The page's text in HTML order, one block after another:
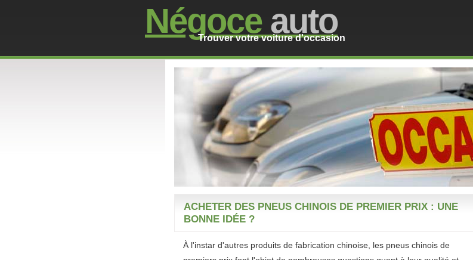
Négoce auto
Trouver votre voiture d'occasion
ACHETER DES PNEUS CHINOIS DE PREMIER PRIX : UNE
BONNE IDÉE ?
À l'instar d'autres produits de fabrication chinoise, les pneus chinois de